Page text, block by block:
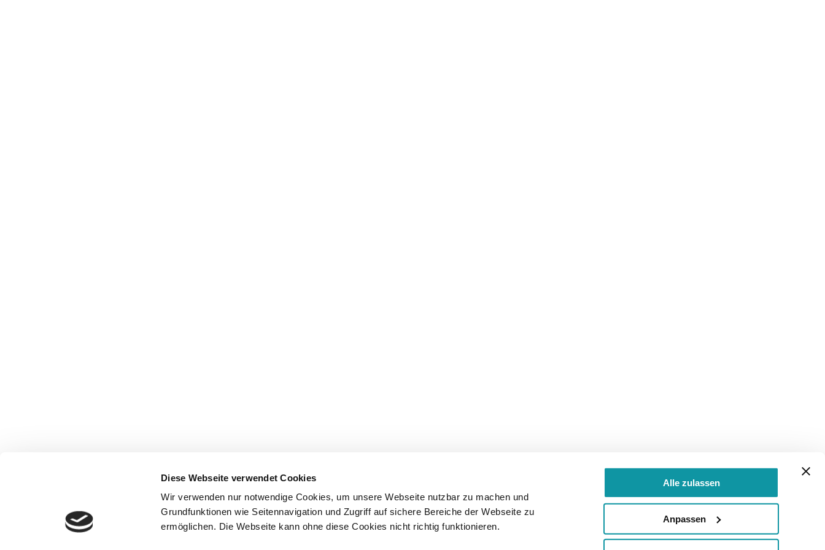
Diese Webseite verwendet Cookies
Wir verwenden nur notwendige Cookies, um unsere Webseite nutzbar zu machen und
Grundfunktionen wie Seitennavigation und Zugriff auf sichere Bereiche der Webseite zu
ermöglichen. Die Webseite kann ohne diese Cookies nicht richtig funktionieren.
Alle zulassen
Anpassen